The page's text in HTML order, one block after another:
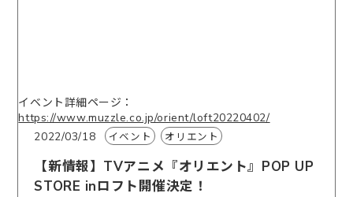
イベント詳細ページ：
https://www.muzzle.co.jp/orient/loft20220402/
2022/03/18
イベント オリエント
【新情報】TVアニメ『オリエント』POP UP
STORE inロフト開催決定！